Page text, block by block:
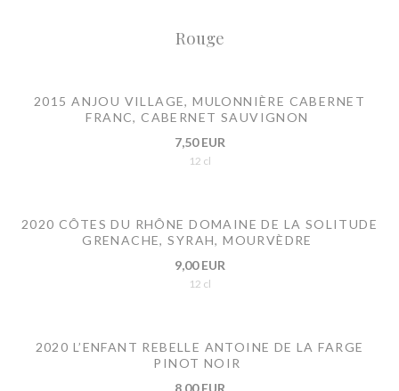
Rouge
2015 ANJOU VILLAGE, MULONNIÈRE CABERNET
FRANC, CABERNET SAUVIGNON
7,50 EUR
12 cl
2020 CÔTES DU RHÔNE DOMAINE DE LA SOLITUDE
GRENACHE, SYRAH, MOURVÈDRE
9,00 EUR
12 cl
2020 L’ENFANT REBELLE ANTOINE DE LA FARGE
PINOT NOIR
8,00 EUR